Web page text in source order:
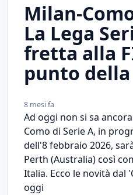
Milan-
La Lega
fretta alla
punto
8 mesi fa
Ad oggi non si sa
Como di Serie A, in
dell'8 febbraio 2026,
Perth (Australia) così
Italia. Ecco le novità dal
oggi